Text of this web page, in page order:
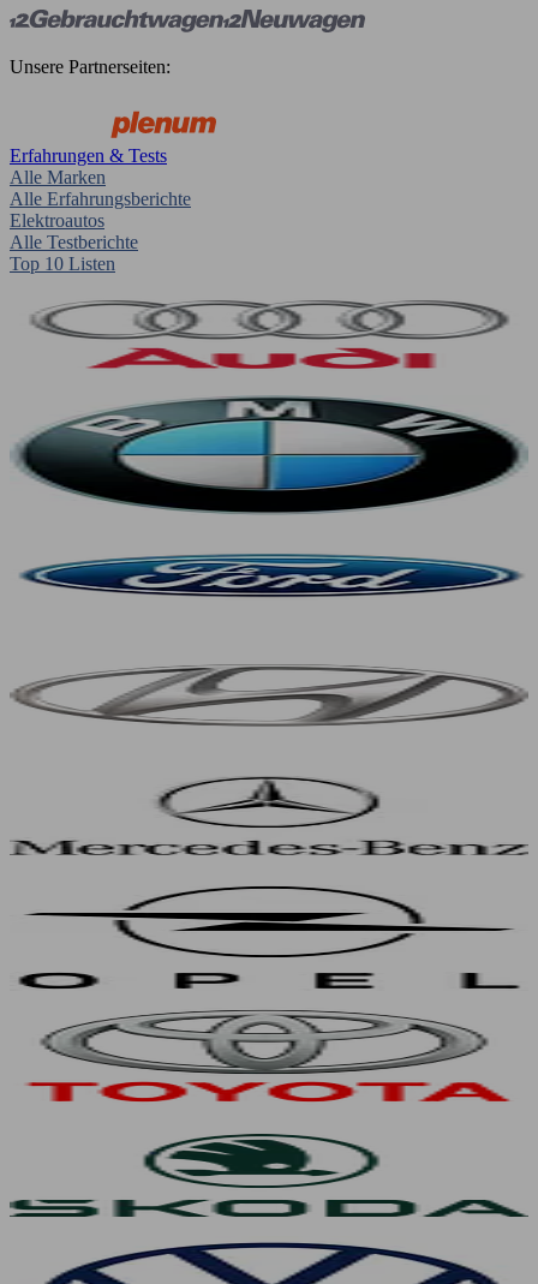
Unsere Partnerseiten:
Erfahrungen & Tests
Alle Marken
Alle Erfahrungsberichte
Elektroautos
Alle Testberichte
Top 10 Listen